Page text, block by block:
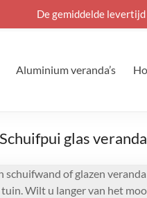
Aluminium veranda’s
glas veranda
schuifwand of glazen
Wilt u langer van het
De gemiddelde